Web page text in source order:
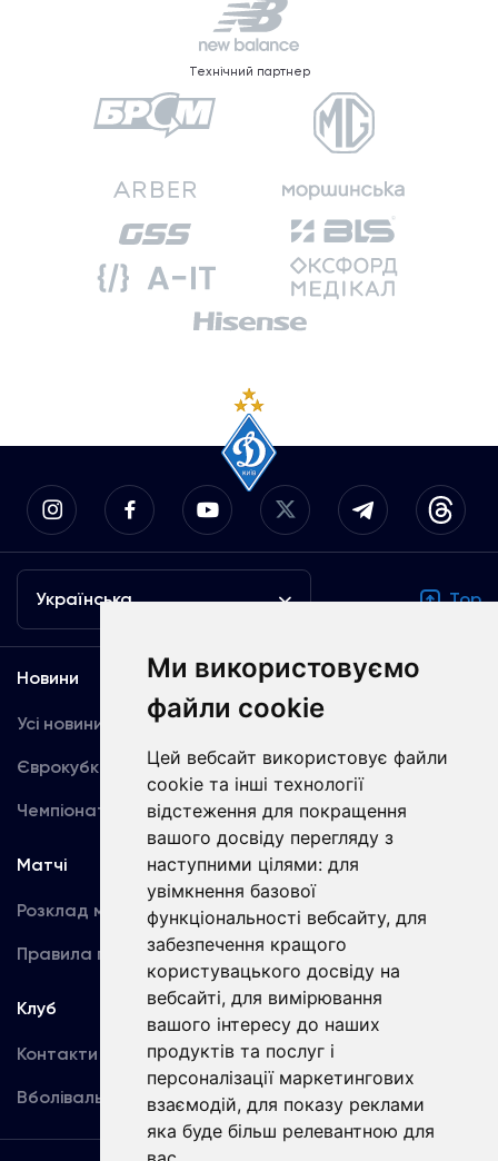
Ми використовуємо
файли cookie
Цей вебсайт використовує файли
cookie та інші технології
відстеження для покращення
вашого досвіду перегляду з
наступними цілями: для
увімкнення базової
функціональності вебсайту, для
забезпечення кращого
користувацького досвіду на
вебсайті, для вимірювання
вашого інтересу до наших
продуктів та послуг і
персоналізації маркетингових
взаємодій, для показу реклами
яка буде більш релевантною для
Технічний партнер
Українська Top
Новини
Усі новини
Єврокубки
Чемпіонат України
Медіа
Динамо TV
Фотогалерея
Акредитація
Матчі
Розклад матчів
Правила поведінки
Команда
Перша команда
U19
Клуб
Контакти
Вболівальникам